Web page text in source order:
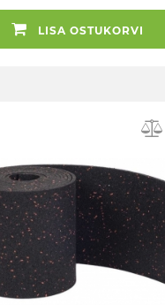
LISA OSTUKORVI